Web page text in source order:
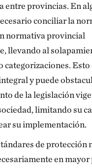
entre provincias. En
conciliar la
normativa provincial
llevando al
categorizaciones.
y puede
de la legislación
limitando su
su implementación.
de protección
en